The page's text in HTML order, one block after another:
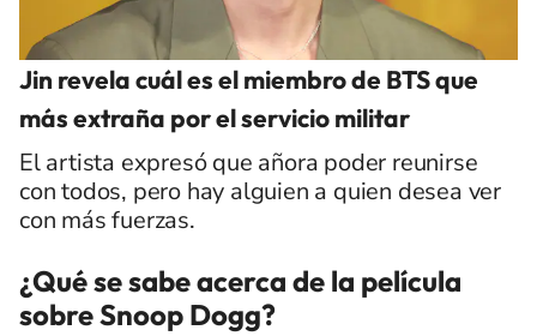
Jin revela cuál es el miembro de BTS que
más extraña por el servicio militar
El artista expresó que añora poder reunirse
con todos, pero hay alguien a quien desea ver
con más fuerzas.
¿Qué se sabe acerca de la película
sobre Snoop Dogg?